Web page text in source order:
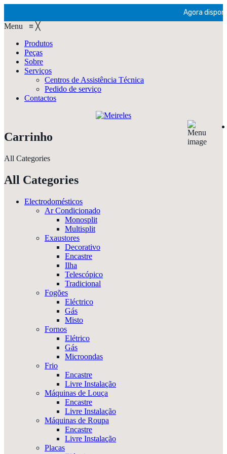
Agora
Menu ≡ ╳
Produtos
Peças
Sobre
Serviços
Centros de Assistência Técnica
Pedido de serviço
Contactos
Carrinho
All Categories
All Categories
Electrodomésticos
Ar Condicionado
Monosplit
Multisplit
Exaustores
Decorativo
Encastre
Ilha
Telescópico
Tradicional
Fogões
Eléctrico
Gás
Misto
Fornos
Elétrico
Gás
Microondas
Frio
Encastre
Livre Instalação
Máquinas de Louça
Encastre
Livre Instalação
Máquinas de Roupa
Encastre
Livre Instalação
Placas